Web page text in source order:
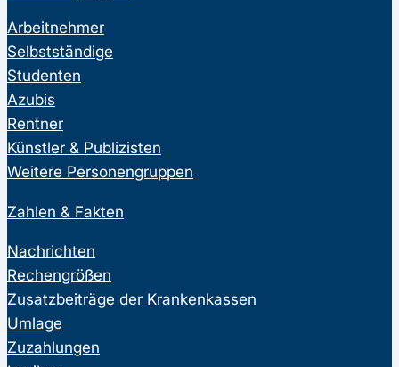
Arbeitnehmer
Selbstständige
Studenten
Azubis
Rentner
Künstler & Publizisten
Weitere Personengruppen
Zahlen & Fakten
Nachrichten
Rechengrößen
Zusatzbeiträge der Krankenkassen
Umlage
Zuzahlungen